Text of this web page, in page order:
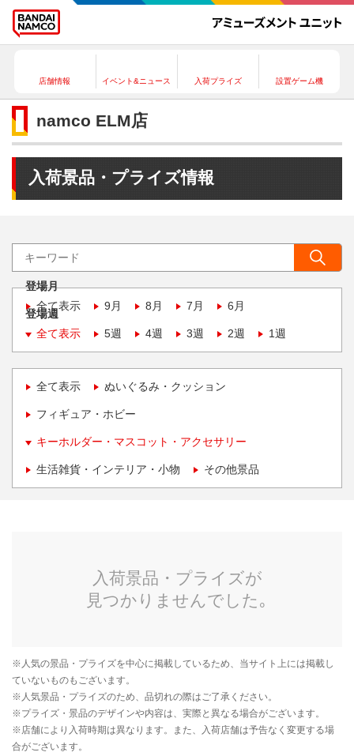
店舗情報 イベント&ニュース 入荷プライズ 設置ゲーム機
namco ELM店
入荷景品・プライズ情報
登場月
全て表示
9月 8月 7月 6月
登場週
全て表示
5週 4週 3週 2週 1週
全て表示 ぬいぐるみ・クッション
フィギュア・ホビー
キーホルダー・マスコット・アクセサリー
生活雑貨・インテリア・小物 その他景品